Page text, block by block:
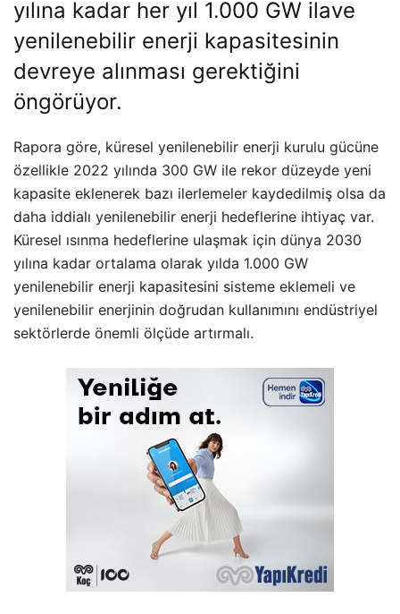
yılına kadar her yıl 1.000 GW ilave
yenilenebilir enerji kapasitesinin
devreye alınması gerektiğini
öngörüyor.
Rapora göre, küresel yenilenebilir enerji kurulu gücüne
özellikle 2022 yılında 300 GW ile rekor düzeyde yeni
kapasite eklenerek bazı ilerlemeler kaydedilmiş olsa da
daha iddialı yenilenebilir enerji hedeflerine ihtiyaç var.
Küresel ısınma hedeflerine ulaşmak için dünya 2030
yılına kadar ortalama olarak yılda 1.000 GW
yenilenebilir enerji kapasitesini sisteme eklemeli ve
yenilenebilir enerjinin doğrudan kullanımını endüstriyel
sektörlerde önemli ölçüde artırmalı.